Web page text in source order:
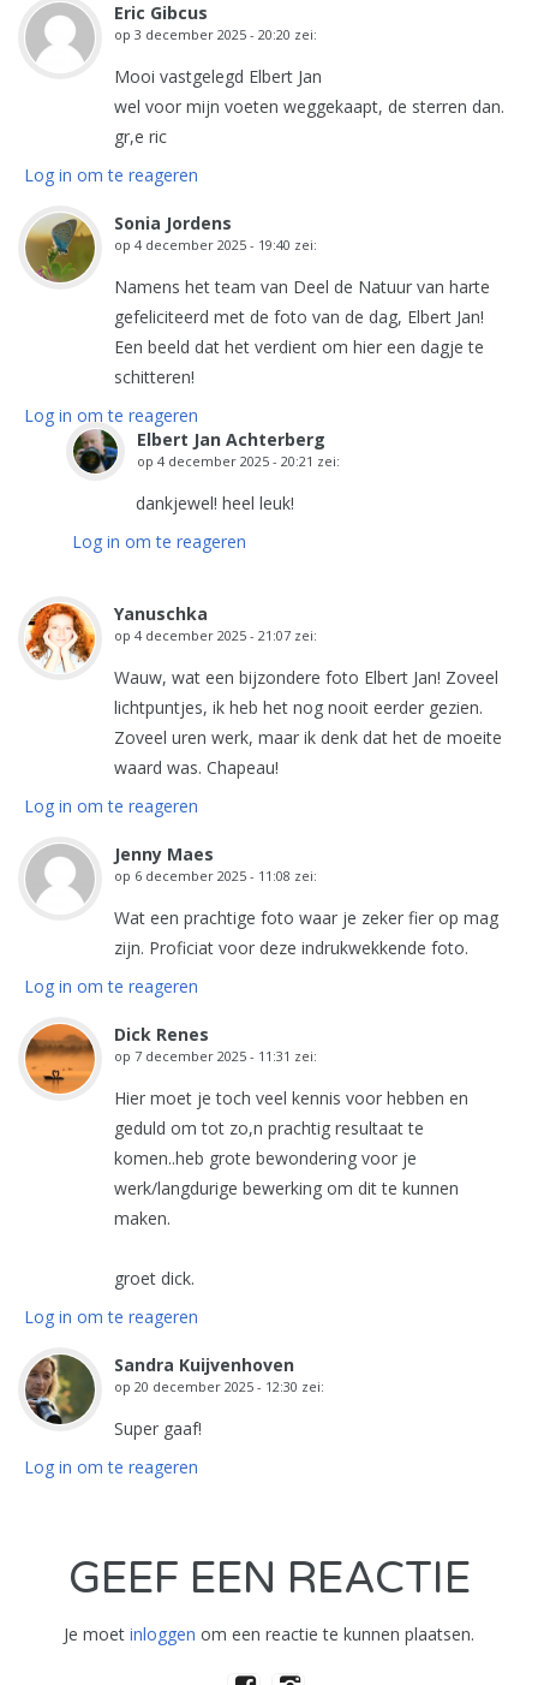
Eric Gibcus
op 3 december 2025 - 20:20 zei:
Mooi vastgelegd Elbert Jan
wel voor mijn voeten weggekaapt, de sterren dan.
gr,e ric
Log in om te reageren
Sonia Jordens
op 4 december 2025 - 19:40 zei:
Namens het team van Deel de Natuur van harte
gefeliciteerd met de foto van de dag, Elbert Jan!
Een beeld dat het verdient om hier een dagje te
schitteren!
Log in om te reageren
Elbert Jan Achterberg
op 4 december 2025 - 20:21 zei:
dankjewel! heel leuk!
Log in om te reageren
Yanuschka
op 4 december 2025 - 21:07 zei:
Wauw, wat een bijzondere foto Elbert Jan! Zoveel
lichtpuntjes, ik heb het nog nooit eerder gezien.
Zoveel uren werk, maar ik denk dat het de moeite
waard was. Chapeau!
Log in om te reageren
Jenny Maes
op 6 december 2025 - 11:08 zei:
Wat een prachtige foto waar je zeker fier op mag
zijn. Proficiat voor deze indrukwekkende foto.
Log in om te reageren
Dick Renes
op 7 december 2025 - 11:31 zei:
Hier moet je toch veel kennis voor hebben en
geduld om tot zo,n prachtig resultaat te
komen..heb grote bewondering voor je
werk/langdurige bewerking om dit te kunnen
maken.
groet dick.
Log in om te reageren
Sandra Kuijvenhoven
op 20 december 2025 - 12:30 zei:
Super gaaf!
Log in om te reageren
GEEF EEN REACTIE
Je moet inloggen om een reactie te kunnen plaatsen.